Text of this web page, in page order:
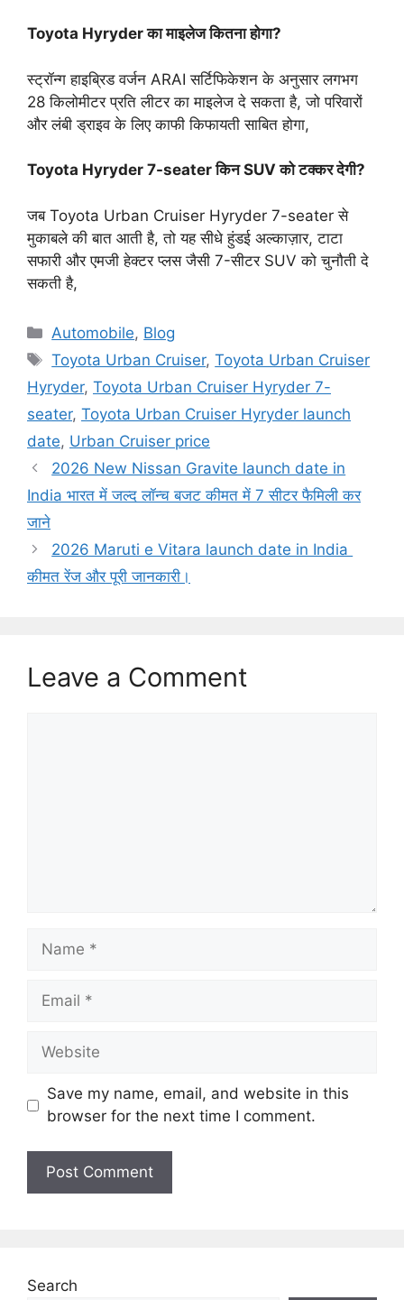
Toyota Hyryder का माइलेज कितना होगा?
स्ट्रॉन्ग हाइब्रिड वर्जन ARAI सर्टिफिकेशन के अनुसार लगभग
28 किलोमीटर प्रति लीटर का माइलेज दे सकता है, जो परिवारों
और लंबी ड्राइव के लिए काफी किफायती साबित होगा,
Toyota Hyryder 7-seater किन SUV को टक्कर देगी?
जब Toyota Urban Cruiser Hyryder 7-seater से
मुकाबले की बात आती है, तो यह सीधे हुंडई अल्काज़ार, टाटा
सफारी और एमजी हेक्टर प्लस जैसी 7-सीटर SUV को चुनौती दे
सकती है,
Categories
Automobile, Blog
Tags
Toyota Urban Cruiser,Toyota Urban Cruiser
Hyryder, Toyota Urban Cruiser Hyryder 7-
seater, Toyota Urban Cruiser Hyryder launch
date, Urban Cruiser price
2026 New Nissan Gravite launch date in
India भारत में जल्द लॉन्च बजट कीमत में 7 सीटर फैमिली कर
जाने
2026 Maruti e Vitara launch date in India
कीमत रेंज और पूरी जानकारी।
Leave a Comment
Name
Email
Website
Save my name, email, and website in this
browser for the next time I comment.
Search